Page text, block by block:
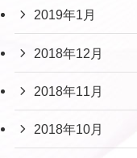
2019年1月
2018年12月
2018年11月
2018年10月